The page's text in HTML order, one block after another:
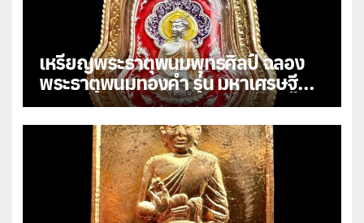
เหรียญพระธาตุพนมพุทธศิลป์ ฉลอง
พระธาตุพนมทองคำ รุ่น มหาเศรษฐี
108